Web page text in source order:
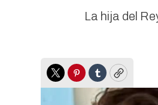
La hija del
TwitterPinterest
TumblrCopy